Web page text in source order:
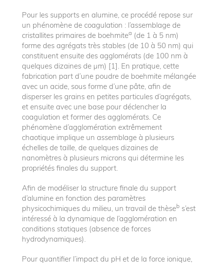
Pour les supports en alumine, ce procédé repose sur
un phénomène de coagulation : l’assemblage de
cristallites primaires de boehmitea (de 1 à 5 nm)
forme des agrégats très stables (de 10 à 50 nm) qui
constituent ensuite des agglomérats (de 100 nm à
quelques dizaines de μm) [1]. En pratique, cette
fabrication part d’une poudre de boehmite mélangée
avec un acide, sous forme d’une pâte, afin de
disperser les grains en petites particules d’agrégats,
et ensuite avec une base pour déclencher la
coagulation et former des agglomérats. Ce
phénomène d’agglomération extrêmement
chaotique implique un assemblage à plusieurs
échelles de taille, de quelques dizaines de
nanomètres à plusieurs microns qui détermine les
propriétés finales du support.
Afin de modéliser la structure finale du support
d’alumine en fonction des paramètres
physicochimiques du milieu, un travail de thèseb s’est
intéressé à la dynamique de l’agglomération en
conditions statiques (absence de forces
hydrodynamiques).
Pour quantifier l’impact du pH et de la force ionique,